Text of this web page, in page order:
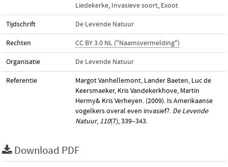
Liedekerke, Invasieve soort, Exoot
Tijdschrift De Levende Natuur
Rechten CC BY 3.0 NL ("Naamsvermelding")
Organisatie De Levende Natuur
Referentie
Margot Vanhellemont, Lander Baeten, Luc de
Keersmaeker, Kris Vandekerkhove, Martin
Hermy& Kris Verheyen. (2009). Is Amerikaanse
vogelkers overal even invasief?. De Levende
Natuur, 110(7), 339–343.
Download PDF